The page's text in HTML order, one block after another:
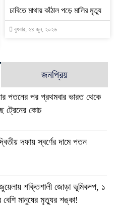
ঢাবিতে মাথায় কাঁঠাল পড়ে মালির মৃত্যু
বুধবার, ২৪ জুন, ২০২৬
জনপ্রিয়
পতনের পর প্রথমবার ভারত থেকে
ট্রেনের কোচ
দফায় স্বর্ণের দামে পতন
শক্তিশালী জোড়া ভূমিকম্প, ১
বেশি মানুষের মৃত্যুর শঙ্কা!